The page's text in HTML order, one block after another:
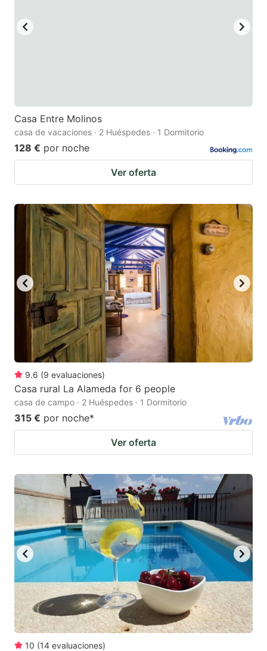
for
changing
dates.
changing
Casa Entre Molinos
casa de vacaciones · 2 Huéspedes · 1 Dormitorio
128 € por noche
Ver oferta
9.6 (9 evaluaciones)
Casa rural La Alameda for 6 people
casa de campo · 2 Huéspedes · 1 Dormitorio
315 € por noche*
Ver oferta
10 (14 evaluaciones)